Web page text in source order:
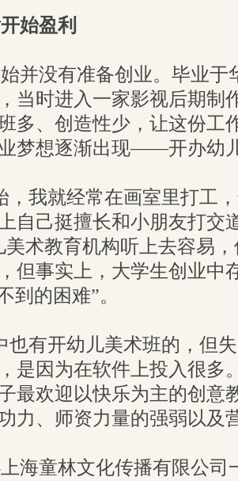
始盈利
并没有准备创业。毕业于
当时进入一家影视后期制
多、创造性少，让这份工
梦想逐渐出现——开办幼
，我就经常在画室里打工
自己挺擅长和小朋友打交
美术教育机构听上去容易
但事实上，大学生创业中
到的困难”。
也有开幼儿美术班的，但
是因为在软件上投入很多
最欢迎以快乐为主的创意
力、师资力量的强弱以及
海童林文化传播有限公司